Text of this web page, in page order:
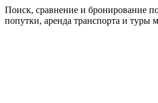
Поиск, сравнение и бронирование
попутки, аренда транспорта и туры